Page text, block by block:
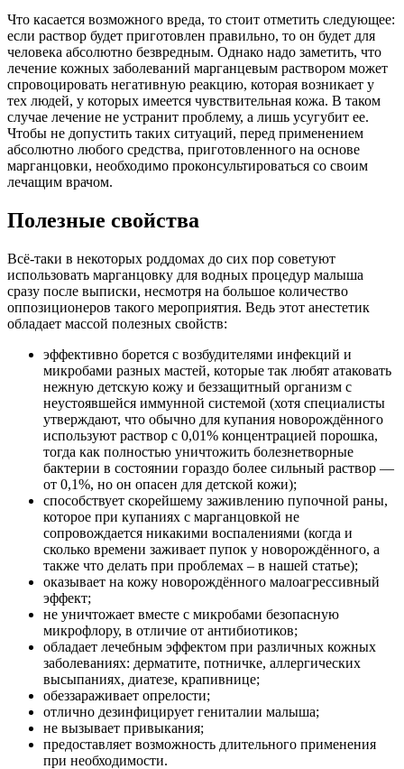
Что касается возможного вреда, то стоит отметить следующее:
если раствор будет приготовлен правильно, то он будет для
человека абсолютно безвредным. Однако надо заметить, что
лечение кожных заболеваний марганцевым раствором может
спровоцировать негативную реакцию, которая возникает у
тех людей, у которых имеется чувствительная кожа. В таком
случае лечение не устранит проблему, а лишь усугубит ее.
Чтобы не допустить таких ситуаций, перед применением
абсолютно любого средства, приготовленного на основе
марганцовки, необходимо проконсультироваться со своим
лечащим врачом.
Полезные свойства
Всё-таки в некоторых роддомах до сих пор советуют
использовать марганцовку для водных процедур малыша
сразу после выписки, несмотря на большое количество
оппозиционеров такого мероприятия. Ведь этот анестетик
обладает массой полезных свойств:
эффективно борется с возбудителями инфекций и
микробами разных мастей, которые так любят атаковать
нежную детскую кожу и беззащитный организм с
неустоявшейся иммунной системой (хотя специалисты
утверждают, что обычно для купания новорождённого
используют раствор с 0,01% концентрацией порошка,
тогда как полностью уничтожить болезнетворные
бактерии в состоянии гораздо более сильный раствор —
от 0,1%, но он опасен для детской кожи);
способствует скорейшему заживлению пупочной раны,
которое при купаниях с марганцовкой не
сопровождается никакими воспалениями (когда и
сколько времени заживает пупок у новорождённого, а
также что делать при проблемах – в нашей статье);
оказывает на кожу новорождённого малоагрессивный
эффект;
не уничтожает вместе с микробами безопасную
микрофлору, в отличие от антибиотиков;
обладает лечебным эффектом при различных кожных
заболеваниях: дерматите, потничке, аллергических
высыпаниях, диатезе, крапивнице;
обеззараживает опрелости;
отлично дезинфицирует гениталии малыша;
не вызывает привыкания;
предоставляет возможность длительного применения
при необходимости.